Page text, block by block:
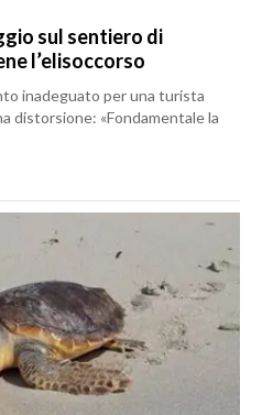
sul sentiero di
l’elisoccorso
inadeguato per una turista
distorsione: «Fondamentale la